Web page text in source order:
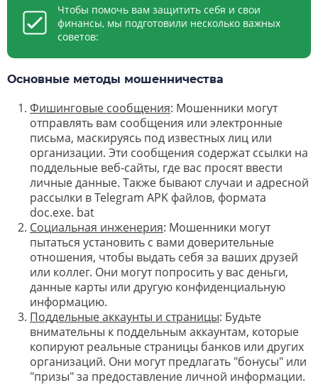
Чтобы помочь вам защитить себя и свои
финансы, мы подготовили несколько важных
советов:
Основные методы мошенничества
Фишинговые сообщения: Мошенники могут
отправлять вам сообщения или электронные
письма, маскируясь под известных лиц или
организации. Эти сообщения содержат ссылки на
поддельные веб-сайты, где вас просят ввести
личные данные. Также бывают случаи и адресной
рассылки в Telegram APK файлов, формата
doc.exe. bat
Социальная инженерия: Мошенники могут
пытаться установить с вами доверительные
отношения, чтобы выдать себя за ваших друзей
или коллег. Они могут попросить у вас деньги,
данные карты или другую конфиденциальную
информацию.
Поддельные аккаунты и страницы: Будьте
внимательны к поддельным аккаунтам, которые
копируют реальные страницы банков или других
организаций. Они могут предлагать "бонусы" или
"призы" за предоставление личной информации.